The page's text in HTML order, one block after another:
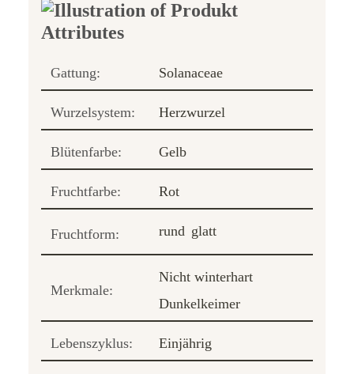
Gattung: Solanaceae
Wurzelsystem: Herzwurzel
Blütenfarbe: Gelb
Fruchtfarbe: Rot
Fruchtform: rund glatt
Merkmale:
Nicht winterhart
Dunkelkeimer
Lebenszyklus: Einjährig